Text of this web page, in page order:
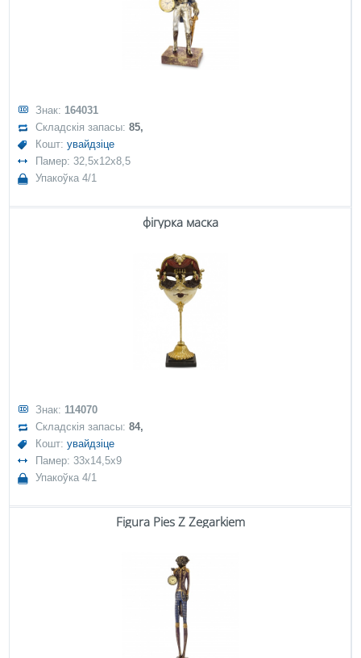
Знак: 164031
Складскія запасы:85,
Кошт:увайдзіце
Памер: 32,5x12x8,5
Упакоўка 4/1
фігурка маска
Знак: 114070
Складскія запасы:84,
Кошт:увайдзіце
Памер: 33x14,5x9
Упакоўка 4/1
Figura Pies Z Zegarkiem